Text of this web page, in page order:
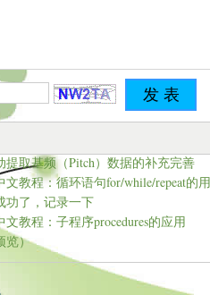
提取基频（Pitch）数据的补充完善
文教程：循环语句for/while/repeat的
功了，记录一下
文教程：子程序procedures的应用
览）